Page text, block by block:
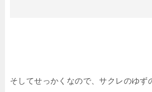
そしてせっかくなので、サクレのゆず